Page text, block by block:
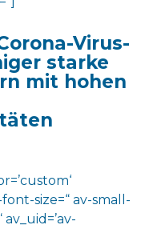
Virus-
starke
mit hohen
size=“ av-small-